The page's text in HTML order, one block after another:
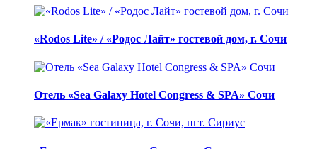
«Rodos Lite» / «Родос Лайт» гостевой дом, г. Сочи
Отель «Sea Galaxy Hotel Congress & SPA» Сочи